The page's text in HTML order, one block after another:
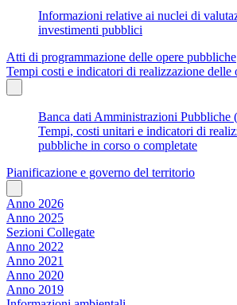
Informazioni relative ai nuclei di
investimenti pubblici
Atti di programmazione delle opere pubbliche
Tempi costi e indicatori di realizzazione delle
Banca dati Amministrazioni Pubbliche
Tempi, costi unitari e indicatori di
pubbliche in corso o completate
Pianificazione e governo del territorio
Anno 2026
Anno 2025
Sezioni Collegate
Anno 2022
Anno 2021
Anno 2020
Anno 2019